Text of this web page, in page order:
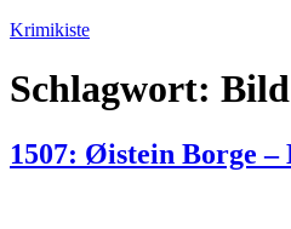
Zum
springen
Krimikiste
Schlagwort: Bild
1507: Øistein Borge